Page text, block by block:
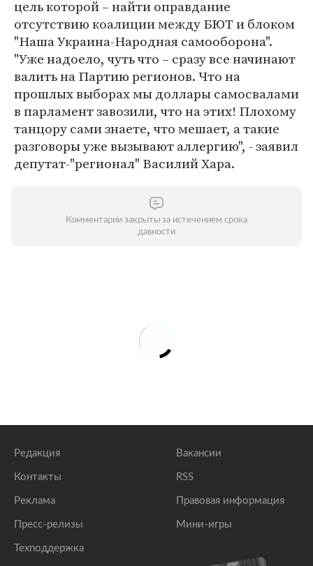
цель которой – найти оправдание
отсутствию коалиции между БЮТ и блоком
"Наша Украина-Народная самооборона".
"Уже надоело, чуть что – сразу все начинают
валить на Партию регионов. Что на
прошлых выборах мы доллары самосвалами
в парламент завозили, что на этих! Плохому
танцору сами знаете, что мешает, а такие
разговоры уже вызывают аллергию", - заявил
депутат-"регионал" Василий Хара.
Комментарии закрыты за истечением срока
давности
Редакция
Контакты
Реклама
Пресс-релизы
Техподдержка
Вакансии
RSS
Правовая информация
Мини-игры